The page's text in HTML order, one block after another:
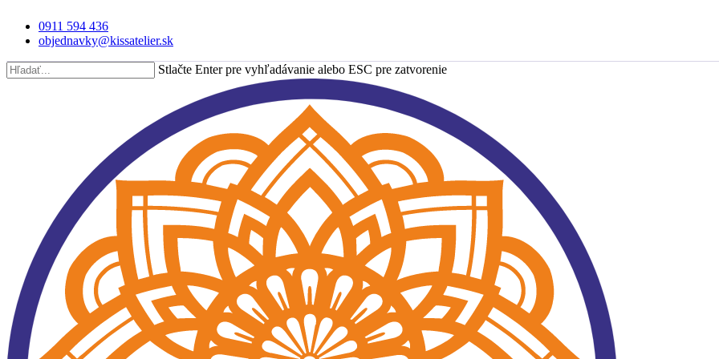
main
0911 594 436
objednavky@kissatelier.sk
Stlačte Enter pre vyhľadávanie alebo ESC pre zatvorenie